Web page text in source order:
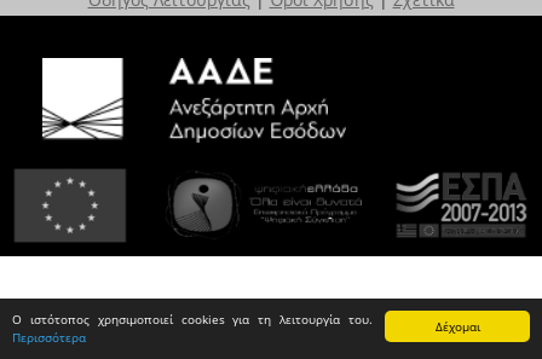
Δέχομαι
Ο ιστότοπος χρησιμοποιεί cookies για τη λειτουργία του.
Περισσότερα